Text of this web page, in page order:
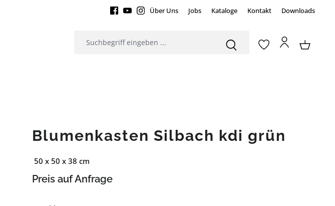
Über Uns Jobs Kataloge Kontakt Downloads
Blumenkasten Silbach kdi grün
50 x 50 x 38 cm
Preis auf Anfrage